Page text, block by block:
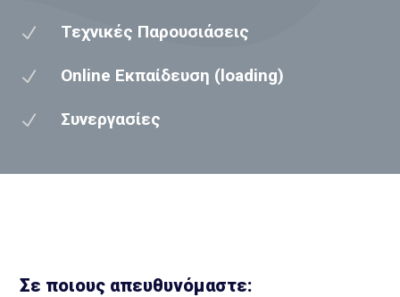
N Τεχνικές Παρουσιάσεις
N Online Εκπαίδευση (loading)
N Συνεργασίες
Σε ποιους απευθυνόμαστε: